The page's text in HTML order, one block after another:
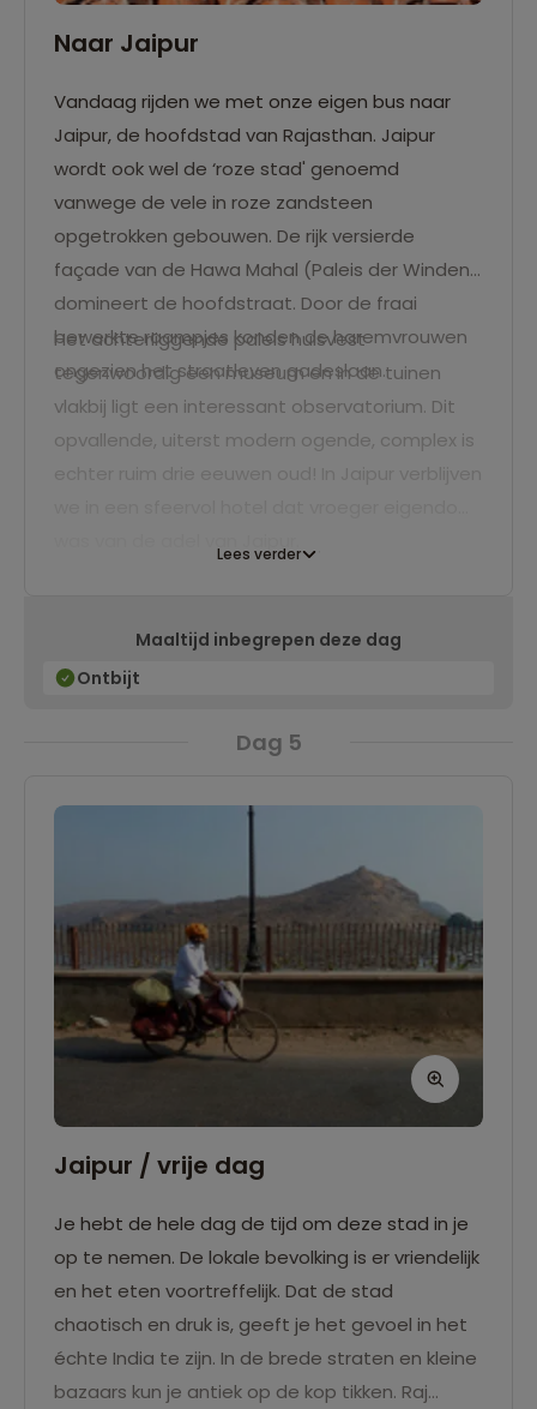
Naar Jaipur
Vandaag rijden we met onze eigen bus naar
Jaipur, de hoofdstad van Rajasthan. Jaipur
wordt ook wel de ‘roze stad' genoemd
vanwege de vele in roze zandsteen
opgetrokken gebouwen. De rijk versierde
façade van de Hawa Mahal (Paleis der Winden)
domineert de hoofdstraat. Door de fraai
bewerkte raampjes konden de haremvrouwen
ongezien het straatleven gadeslaan.
Het achterliggende paleis huisvest
tegenwoordig een museum en in de tuinen
vlakbij ligt een interessant observatorium. Dit
opvallende, uiterst modern ogende, complex is
Lees verder
Maaltijd inbegrepen deze dag
Ontbijt
Dag 5
Jaipur / vrije dag
Je hebt de hele dag de tijd om deze stad in je
op te nemen. De lokale bevolking is er vriendelijk
en het eten voortreffelijk. Dat de stad
chaotisch en druk is, geeft je het gevoel in het
échte India te zijn. In de brede straten en kleine
bazaars kun je antiek op de kop tikken. Raj